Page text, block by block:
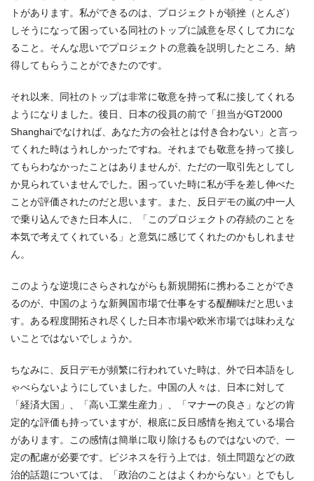
トがあります。私ができるのは、プロジェクトが頓挫（とんざ）
しそうになって困っている同社のトップに誠意を尽くして力にな
ること。そんな思いでプロジェクトの意義を説明したところ、納
得してもらうことができたのです。
それ以来、同社のトップは非常に敬意を持って私に接してくれる
ようになりました。後日、日本の役員の前で「担当がGT2000
Shanghaiでなければ、あなた方の会社とは付き合わない」と言っ
てくれた時はうれしかったですね。それまでも敬意を持って接し
てもらわなかったことはありませんが、ただの一取引先としてし
か見られていませんでした。困っていた時に私が手を差し伸べた
ことが評価されたのだと思います。また、反日デモの嵐の中一人
で乗り込んできた日本人に、「このプロジェクトの存続のことを
本気で考えてくれている」と意気に感じてくれたのかもしれませ
ん。
このような逆境にさらされながらも新規開拓に携わることができ
るのが、中国のような新興国市場で仕事をする醍醐味だと思いま
す。ある程度開拓され尽くした日本市場や欧米市場では味わえな
いことではないでしょうか。
ちなみに、反日デモが頻繁に行われていた時は、外で日本語をし
ゃべらないようにしていました。中国の人々は、日本に対して
「経済大国」、「高い工業生産力」、「マナーの良さ」などの肯
定的な評価も持っていますが、根底に反日感情を抱えている場合
があります。この感情は簡単に取り除けるものではないので、一
定の配慮が必要です。ビジネスを行う上では、領土問題などの政
治的話題については、「政治のことはよくわからない」とでもし